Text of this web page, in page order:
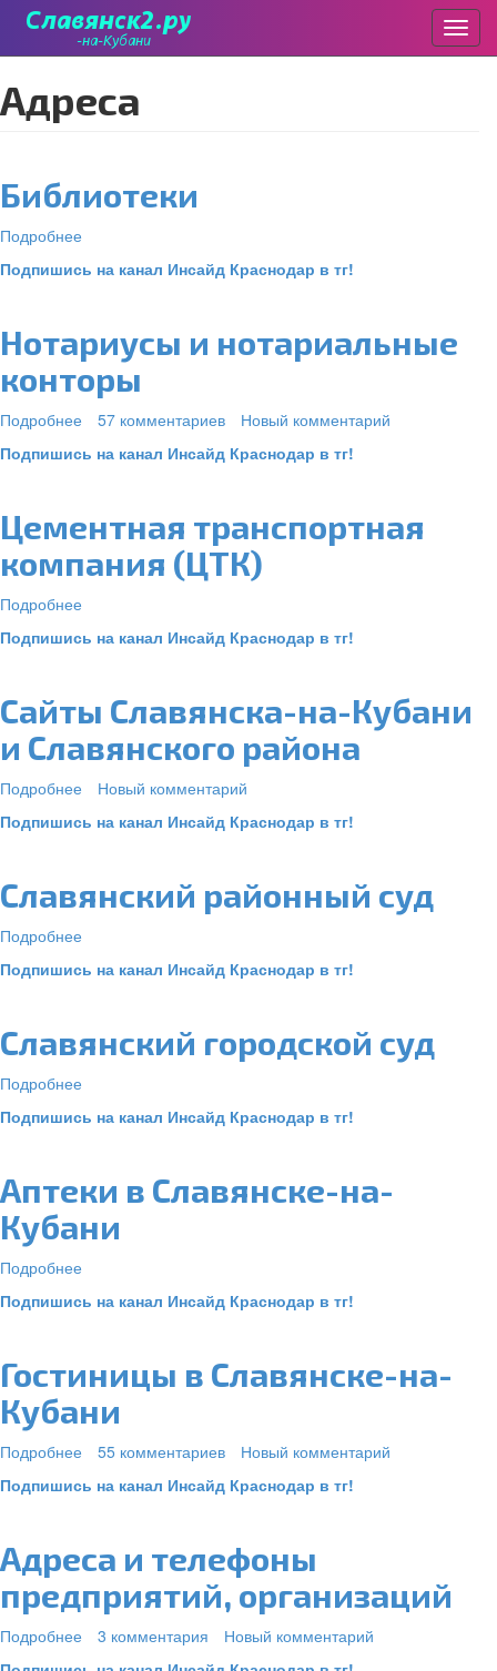
к
основному
адреса
Библиотеки
Подробнее
Подпишись на канал Инсайд Краснодар в тг!
Нотариусы и нотариальные
конторы
Подробнее
и
57 комментариев
Новый комментарий
Подпишись на канал Инсайд Краснодар в тг!
Цементная транспортная
компания (ЦТК)
Подробнее
транспортная
Подпишись на канал Инсайд Краснодар в тг!
Сайты Славянска-на-Кубани
и Славянского района
Подробнее
Славянска-
и
Новый комментарий
Подпишись на канал Инсайд Краснодар в тг!
Славянский районный суд
Подробнее
районный
Подпишись на канал Инсайд Краснодар в тг!
Славянский городской суд
Подробнее
городской
Подпишись на канал Инсайд Краснодар в тг!
Аптеки в Славянске-на-
Кубани
Подробнее
в
Кубани
Подпишись на канал Инсайд Краснодар в тг!
Гостиницы в Славянске-на-
Кубани
Подробнее
в
Кубани
55 комментариев
Новый комментарий
Подпишись на канал Инсайд Краснодар в тг!
Адреса и телефоны
предприятий, организаций
Подробнее 3 комментария
Новый комментарий